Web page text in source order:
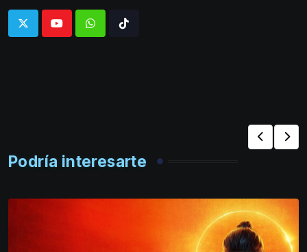
WhatsappTiktok
Podría interesarte